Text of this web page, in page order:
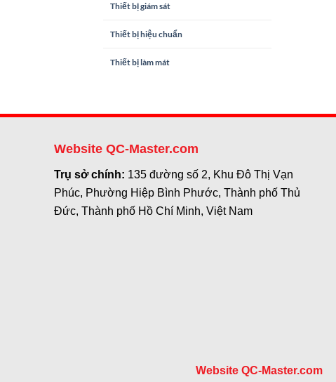
Thiết bị giám sát
Thiết bị hiệu chuẩn
Thiết bị làm mát
Website QC-Master.com
Trụ sở chính: 135 đường số 2, Khu Đô Thị Vạn
Phúc, Phường Hiệp Bình Phước, Thành phố Thủ
Đức, Thành phố Hồ Chí Minh, Việt Nam
Website QC-Master.com